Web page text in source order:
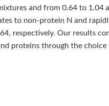
and from 0.64 to 1.04
to non-protein N and
respectively. Our results
proteins through the choice